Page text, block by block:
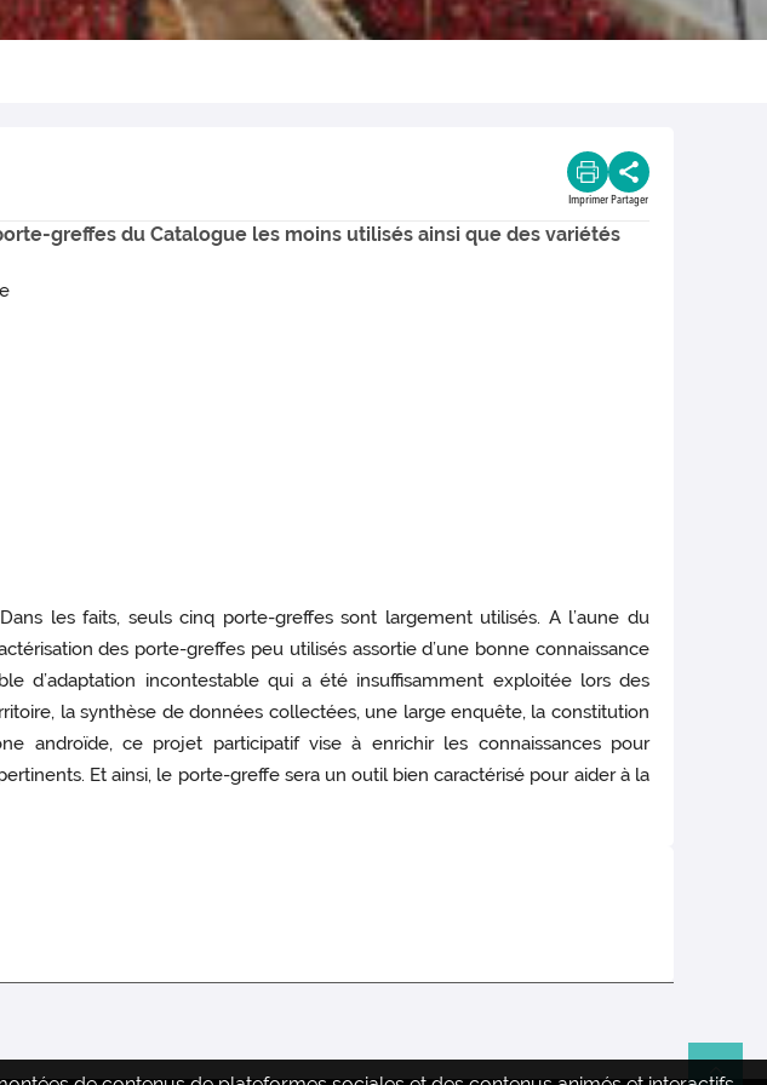
Imprimer Partager
greffes du Catalogue les moins utilisés ainsi que des variétés
les faits, seuls cinq porte-greffes sont largement utilisés. A l’aune du
des porte-greffes peu utilisés assortie d’une bonne connaissance
d’adaptation incontestable qui a été insuffisamment exploitée lors des
la synthèse de données collectées, une large enquête, la constitution
androïde, ce projet participatif vise à enrichir les connaissances pour
Et ainsi, le porte-greffe sera un outil bien caractérisé pour aider à la